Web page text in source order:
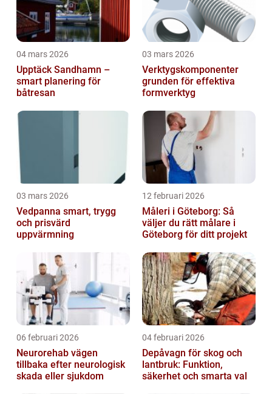
04 mars 2026
Upptäck Sandhamn –
smart planering för
båtresan
03 mars 2026
Verktygskomponenter
grunden för effektiva
formverktyg
03 mars 2026
Vedpanna smart, trygg
och prisvärd
uppvärmning
12 februari 2026
Måleri i Göteborg: Så
väljer du rätt målare i
Göteborg för ditt projekt
06 februari 2026
Neurorehab vägen
tillbaka efter neurologisk
skada eller sjukdom
04 februari 2026
Depåvagn för skog och
lantbruk: Funktion,
säkerhet och smarta val